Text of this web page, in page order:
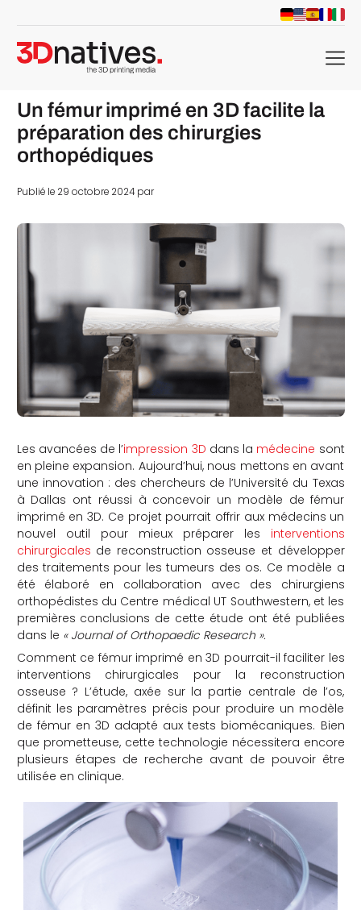
menu
Un fémur imprimé en 3D facilite la
préparation des chirurgies
orthopédiques
Publié le 29 octobre 2024 par
Les avancées de l’impression 3D dans la médecine sont
en pleine expansion. Aujourd’hui, nous mettons en avant
une innovation : des chercheurs de l’Université du Texas
à Dallas ont réussi à concevoir un modèle de fémur
imprimé en 3D. Ce projet pourrait offrir aux médecins un
nouvel outil pour mieux préparer les interventions
chirurgicales de reconstruction osseuse et développer
des traitements pour les tumeurs des os. Ce modèle a
été élaboré en collaboration avec des chirurgiens
orthopédistes du Centre médical UT Southwestern, et les
premières conclusions de cette étude ont été publiées
dans le « Journal of Orthopaedic Research ».
Comment ce fémur imprimé en 3D pourrait-il faciliter les
interventions chirurgicales pour la reconstruction
osseuse ? L’étude, axée sur la partie centrale de l’os,
définit les paramètres précis pour produire un modèle
de fémur en 3D adapté aux tests biomécaniques. Bien
que prometteuse, cette technologie nécessitera encore
plusieurs étapes de recherche avant de pouvoir être
utilisée en clinique.